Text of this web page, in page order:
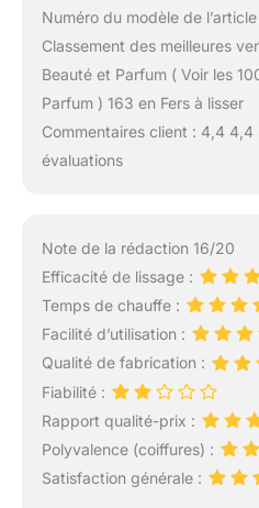
Numéro du modèle de
Classement des meilleures
Beauté et Parfum ( Voir les
Parfum ) 163 en Fers à lisser
Commentaires client : 4,4
évaluations
Note de la rédaction 16/20
Efficacité de lissage :
Temps de chauffe :
Facilité d’utilisation :
Qualité de fabrication :
Fiabilité :
Rapport qualité-prix :
Polyvalence (coiffures) :
Satisfaction générale :